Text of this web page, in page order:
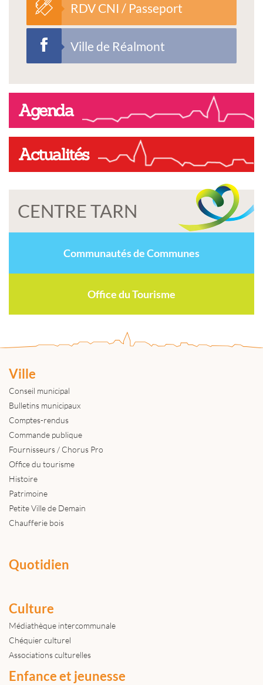
RDV CNI / Passeport
Ville de Réalmont
Agenda
Actualités
CENTRE TARN
Communautés de Communes
Office du Tourisme
Ville
Conseil municipal
Bulletins municipaux
Comptes-rendus
Commande publique
Fournisseurs / Chorus Pro
Office du tourisme
Histoire
Patrimoine
Petite Ville de Demain
Chaufferie bois
Quotidien
Culture
Médiathèque intercommunale
Chéquier culturel
Associations culturelles
Enfance et jeunesse